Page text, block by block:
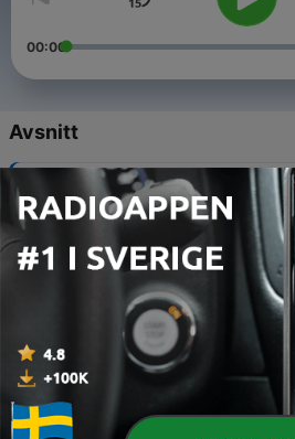
00:00
Avsnitt
13 12. Köpa eller sälja först?
13 Okt 2021
12 - 13. Banklingo
11. Vett och etikett
30 Sep 2021
10. Tallriksmodellen
30 Sep 2021